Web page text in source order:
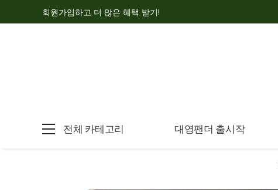
회원가입하고 더 많은 혜택 받기!
전체 카테고리 대영팬더 출시작